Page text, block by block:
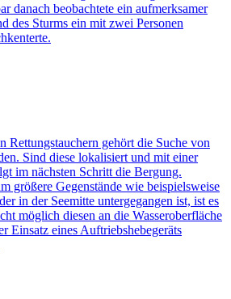
danach beobachtete ein aufmerksamer
des Sturms ein mit zwei Personen
Rettungstauchern gehört die Suche von
Sind diese lokalisiert und mit einer
im nächsten Schritt die Bergung.
größere Gegenstände wie beispielsweise
in der Seemitte untergegangen ist, ist es
möglich diesen an die Wasseroberfläche
Einsatz eines Auftriebshebegeräts